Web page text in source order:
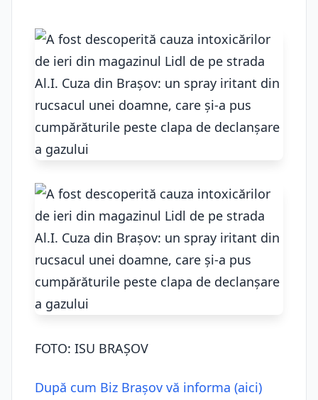
FOTO: ISU BRAȘOV
După cum Biz Brașov vă informa (aici)